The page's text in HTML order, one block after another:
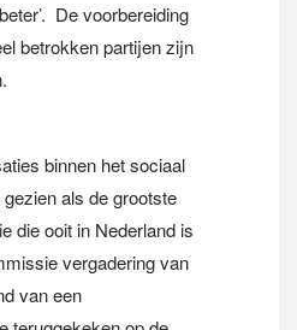
De voorbereiding
betrokken partijen zijn
binnen het sociaal
als de grootste
die ooit in Nederland is
vergadering van
van een